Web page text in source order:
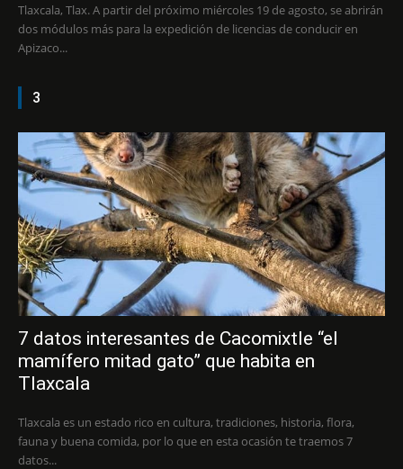
Tlaxcala, Tlax. A partir del próximo miércoles 19 de agosto, se abrirán
dos módulos más para la expedición de licencias de conducir en
Apizaco...
3
7 datos interesantes de Cacomixtle “el
mamífero mitad gato” que habita en
Tlaxcala
Tlaxcala es un estado rico en cultura, tradiciones, historia, flora,
fauna y buena comida, por lo que en esta ocasión te traemos 7
datos...